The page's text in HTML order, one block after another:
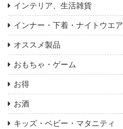
インテリア、生活雑貨
インナー・下着・ナイトウエア
オススメ製品
おもちゃ・ゲーム
お得
お酒
キッズ・ベビー・マタニティ